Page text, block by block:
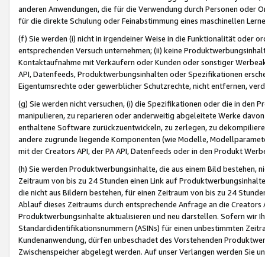
anderen Anwendungen, die für die Verwendung durch Personen
für die direkte Schulung oder Feinabstimmung eines maschinellen
(f) Sie werden (i) nicht in irgendeiner Weise in die Funktionalität oder
entsprechenden Versuch unternehmen; (ii) keine
Kontaktaufnahme mit Verkäufern oder Kunden oder sonstiger
API, Datenfeeds, Produktwerbungsinhalten oder Spezifikationen
Eigentumsrechte oder gewerblicher Schutzrechte, nicht entfernen,
(g) Sie werden nicht versuchen, (i) die Spezifikationen oder die in
manipulieren, zu reparieren oder anderweitig abgeleitete Werke
enthaltene Software zurückzuentwickeln, zu zerlegen, zu
andere zugrunde liegende Komponenten (wie Modelle,
mit der Creators API, der PA API, Datenfeeds oder in den Produkt
(h) Sie werden Produktwerbungsinhalte, die aus einem Bild bestehen,
Zeitraum von bis zu 24 Stunden einen Link auf
die nicht aus Bildern bestehen, für einen Zeitraum von bis zu 24
Ablauf dieses Zeitraums durch entsprechende Anfrage an die
Produktwerbungsinhalte aktualisieren und neu darstellen. Sofern wir
Standardidentifikationsnummern (ASINs) für einen unbestimmten
Kundenanwendung, dürfen unbeschadet des Vorstehenden
Zwischenspeicher abgelegt werden. Auf unser Verlangen werden Sie